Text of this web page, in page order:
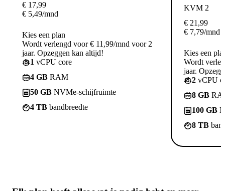
€ 17,99
€ 5,49/mnd
Kies een plan
Wordt verlengd voor € 11,99/mnd voor 2
jaar. Opzeggen kan altijd!
1 vCPU core
4 GB RAM
50 GB NVMe-schijfruimte
4 TB bandbreedte
KVM 2
€ 21,99
€ 7,79/mnd
Kies een
Wordt
jaar.
2 vCPU
8 GB
100 GB
8 TB